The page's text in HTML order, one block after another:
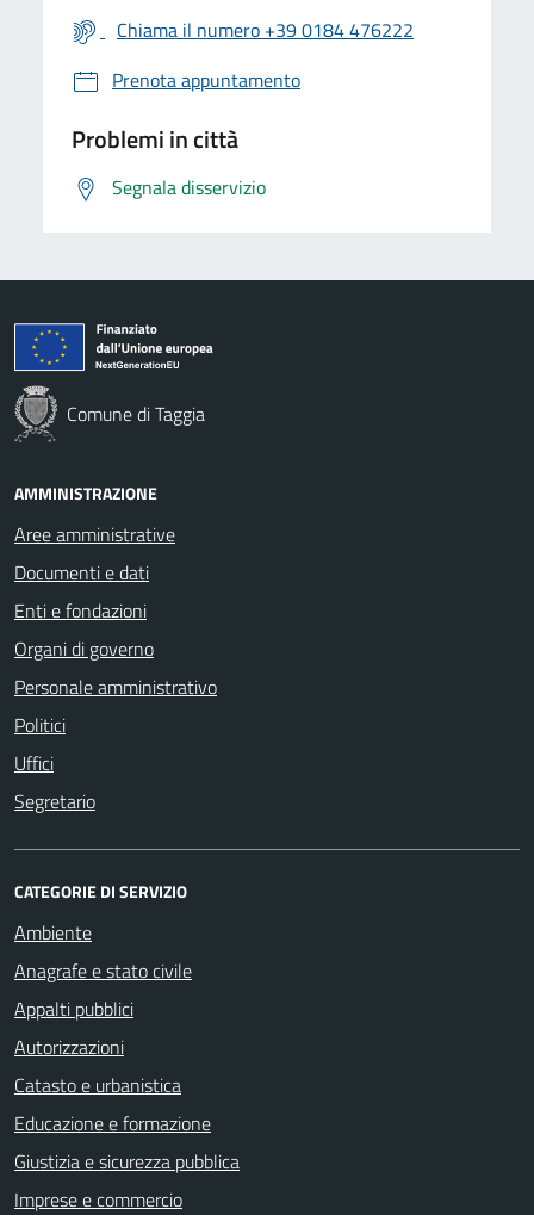
Chiama il numero +39 0184 476222
Prenota appuntamento
Problemi in città
Segnala disservizio
Comune di Taggia
AMMINISTRAZIONE
Aree amministrative
Documenti e dati
Enti e fondazioni
Organi di governo
Personale amministrativo
Politici
Uffici
Segretario
CATEGORIE DI SERVIZIO
Ambiente
Anagrafe e stato civile
Appalti pubblici
Autorizzazioni
Catasto e urbanistica
Educazione e formazione
Giustizia e sicurezza pubblica
Imprese e commercio